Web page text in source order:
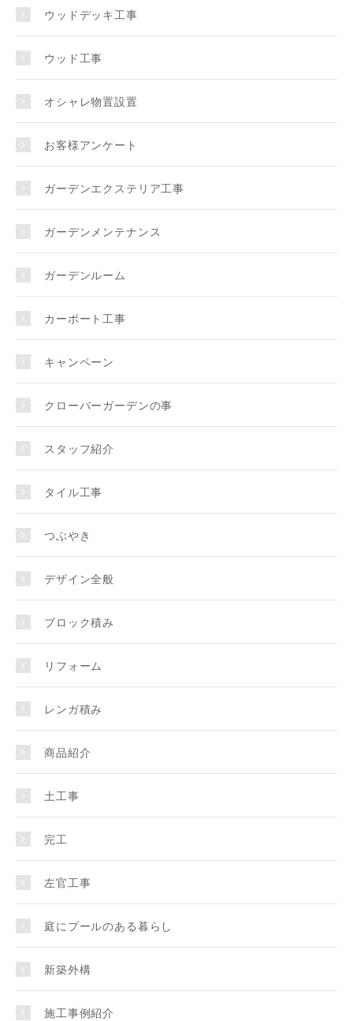
ウッドデッキ工事
ウッド工事
オシャレ物置設置
お客様アンケート
ガーデンエクステリア工事
ガーデンメンテナンス
ガーデンルーム
カーポート工事
キャンペーン
クローバーガーデンの事
スタッフ紹介
タイル工事
つぶやき
デザイン全般
ブロック積み
リフォーム
レンガ積み
商品紹介
土工事
完工
左官工事
庭にプールのある暮らし
新築外構
施工事例紹介